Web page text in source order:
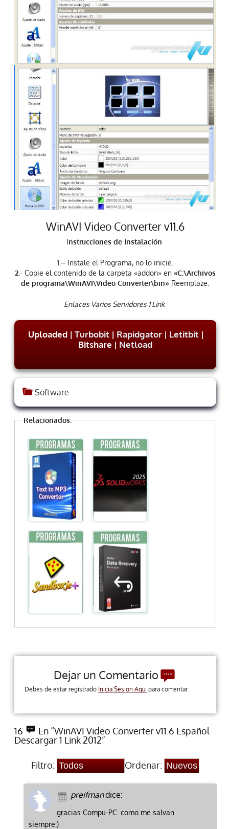
WinAVI Video Converter v11.6
Instrucciones de Instalación
1. – Instale el Programa, no lo inicie.
2.-Copie el contenido de la carpeta «addon» en «C:\Archivos
de programa\WinAVI\Video Converter\bin» Reemplaze.
Enlaces Varios Servidores 1 Link
Uploaded |Turbobit | Rapidgator | Letitbit |
Bitshare | Netload
Software
Relacionados:
Dejar un Comentario
Debes de estar registrado Inicia Sesion Aqui para comentar.
16
En “WinAVI Video Converter v11.6 Español
Descargar 1 Link 2012”
Filtro: Ordenar:
preifmandice:
gracias Compu-PC. como me salvan
siempre:)